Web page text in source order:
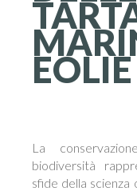
EOLIE
La
biodiversità
sfide della scienza